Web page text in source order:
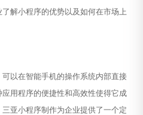
解小程序的优势以及如何在市场上
以在智能手机的操作系统内部直接
用程序的便捷性和高效性使得它成
亚小程序制作为企业提供了一个定